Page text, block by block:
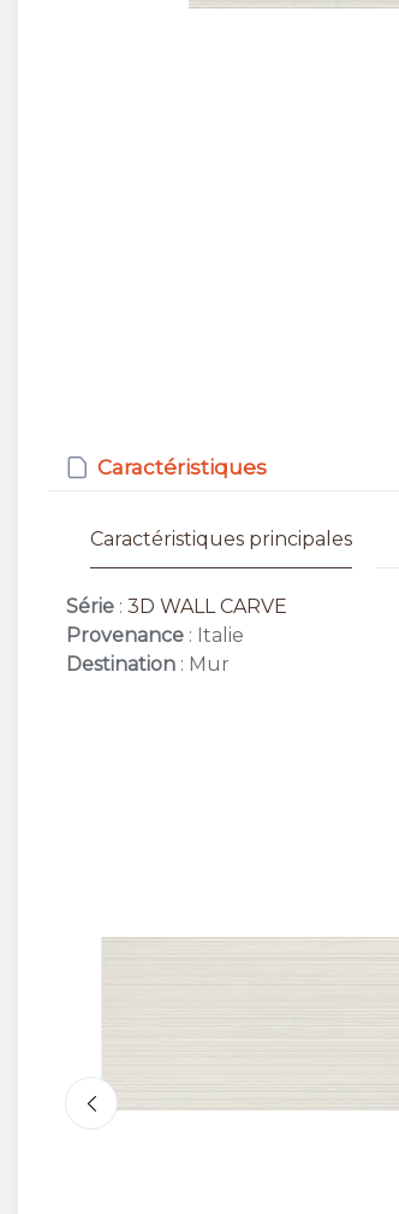
Caractéristiques
Caractéristiques principales
Série : 3D WALL CARVE
Provenance : Italie
Destination : Mur